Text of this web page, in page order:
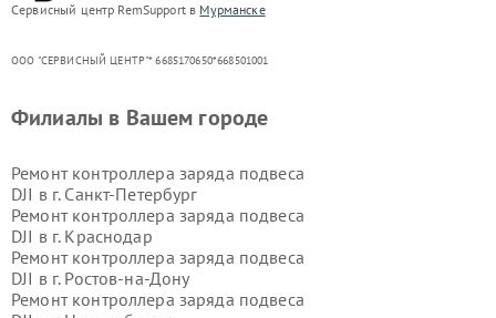
Сервисный центр RemSupport в Мурманске
ООО "СЕРВИСНЫЙ ЦЕНТР"* 6685170650*668501001
Филиалы в Вашем городе
Ремонт контроллера заряда подвеса
DJI в г. Санкт-Петербург
Ремонт контроллера заряда подвеса
DJI в г. Краснодар
Ремонт контроллера заряда подвеса
DJI в г. Ростов-на-Дону
Ремонт контроллера заряда подвеса